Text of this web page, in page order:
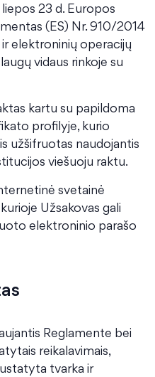
liepos 23 d. Europos
(ES) Nr. 910/2014
elektroninių operacijų
vidaus rinkoje su
kartu su papildoma
profilyje, kurio
užšifruotas naudojantis
viešuoju raktu.
svetainė
kurioje Užsakovas gali
elektroninio parašo
Reglamente bei
reikalavimais,
tvarka ir